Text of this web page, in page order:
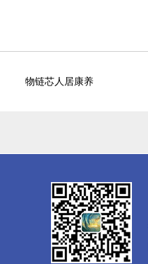
物链芯人居康养